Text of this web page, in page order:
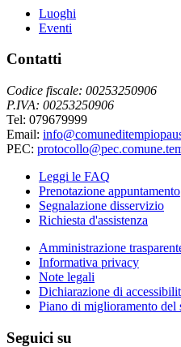
Luoghi
Eventi
Contatti
Codice fiscale: 00253250906
P.IVA: 00253250906
Tel: 079679999
Email:
PEC:
Leggi le FAQ
Prenotazione appuntamento
Segnalazione disservizio
Richiesta d'assistenza
Amministrazione
Informativa privacy
Note legali
Dichiarazione di
Piano di miglioramento del
Seguici su